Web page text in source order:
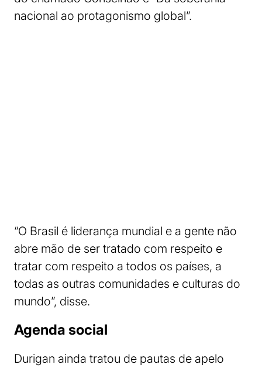
nacional ao protagonismo global”.
“O Brasil é liderança mundial e a gente não
abre mão de ser tratado com respeito e
tratar com respeito a todos os países, a
todas as outras comunidades e culturas do
mundo”, disse.
Agenda social
Durigan ainda tratou de pautas de apelo